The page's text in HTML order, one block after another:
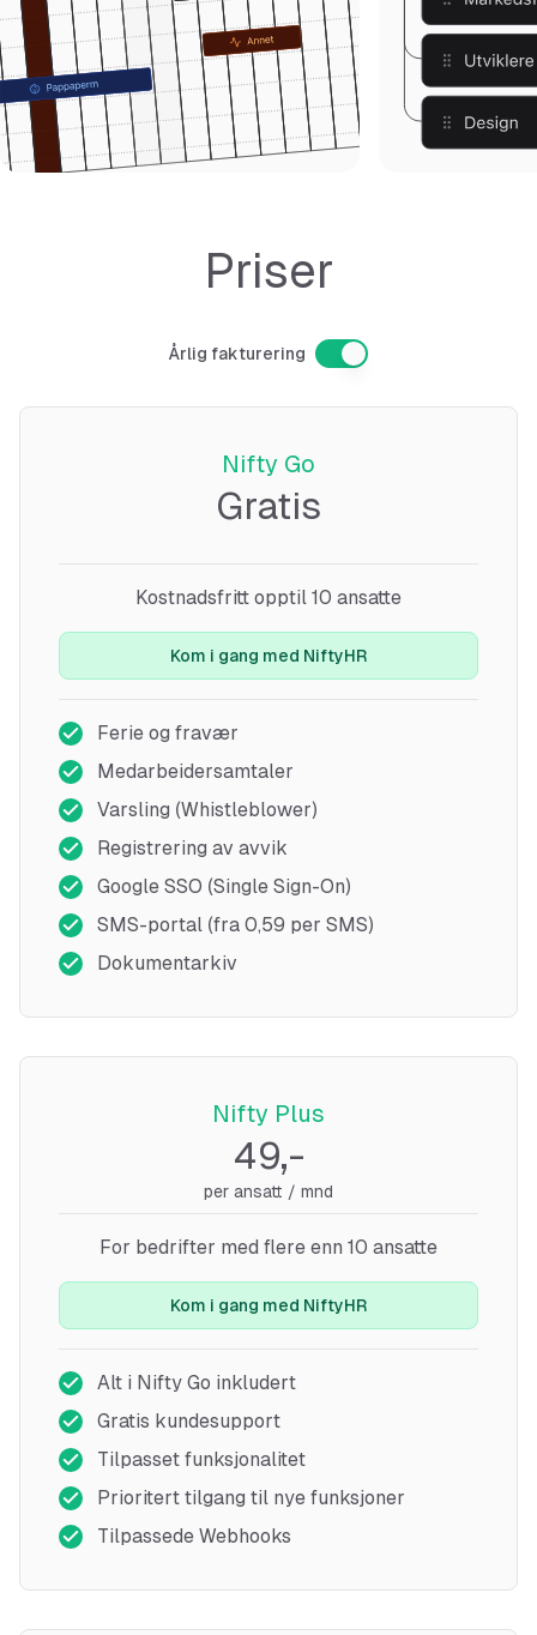
Priser
Årlig fakturering
Nifty Go
Gratis
Kostnadsfritt opptil 10 ansatte
Kom i gang med NiftyHR
Ferie og fravær
Medarbeidersamtaler
Varsling (Whistleblower)
Registrering av avvik
Google SSO (Single Sign-On)
SMS-portal (fra 0,59 per SMS)
Dokumentarkiv
Nifty Plus
49,-
per ansatt / mnd
For bedrifter med flere enn 10 ansatte
Kom i gang med NiftyHR
Alt i Nifty Go inkludert
Gratis kundesupport
Tilpasset funksjonalitet
Prioritert tilgang til nye funksjoner
Tilpassede Webhooks